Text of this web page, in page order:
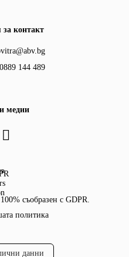
контакт
0889 144 489
медии
съобразен с GDPR.
политика
данни